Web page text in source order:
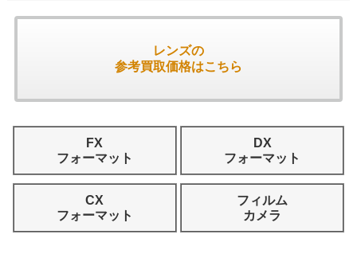
レンズの
参考買取価格はこちら
FX
フォーマット
DX
フォーマット
CX
フォーマット
フィルム
カメラ